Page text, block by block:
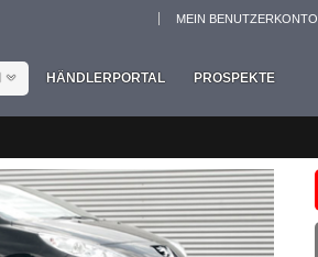
MEIN BENUTZERKONTO
HÄNDLERPORTAL PROSPEKTE